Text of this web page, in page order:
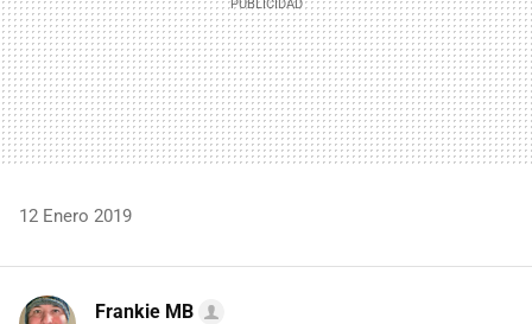
12 Enero 2019
Frankie MB